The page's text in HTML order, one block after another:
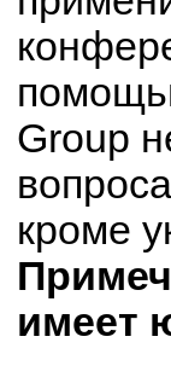
Group
кроме
имеет